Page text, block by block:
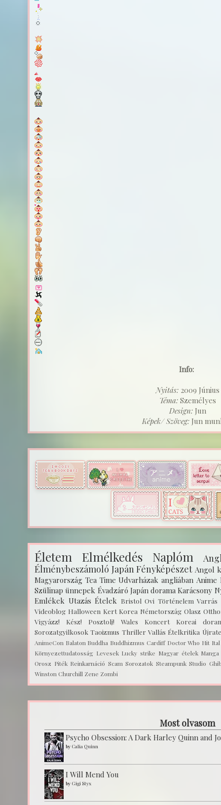
Info:
Nyitás:2009 Június
Téma:Személyes
Design:Jun
Képek/ Szöveg: Jun
Életem Elmélkedés Naplóm
Élménybeszámoló JapánFényképészet Angol
Magyarország Tea Time Udvarházak angliában Anime
Szülinap ünnepek Évadzáró Japán dorama Karácsony
Emlékek Utazás Ételek Bristol Ovi Történelem Varrás
Videoblog Halloween Kert Korea Németország Olasz
Vigyázz! Kész! Posztolj!
Wales Koncert
Koreai
Sorozatgyilkosok Taoizmus Thriller Vallás Ételkritika
AnimeCon Balaton Buddha Buddhizmus Cardiff Doctor Who Hit
Környezettudatosság Levesek Lucky strike Magyar ételek Manga
Orosz Piték Reinkarnáció Scam Sorozatok Steampunk Studio
Winston Churchill Zene Zombi
Most olvasom
Psycho Obsession: A Dark Harley Quinn and
by Calia Quinn
I Will Mend You
by Gigi Styx